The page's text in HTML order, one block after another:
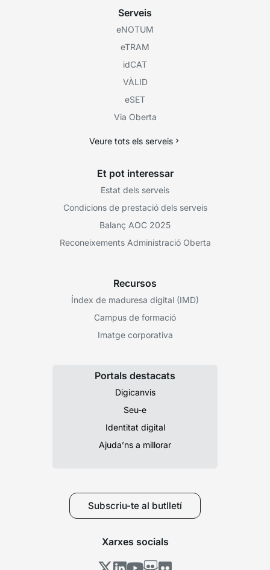
Serveis
eNOTUM
eTRAM
idCAT
VÀLID
eSET
Via Oberta
Veure tots els serveis
Et pot interessar
Estat dels serveis
Condicions de prestació dels serveis
Balanç AOC 2025
Reconeixements Administració Oberta
Recursos
Índex de maduresa digital (IMD)
Campus de formació
Imatge corporativa
Portals destacats
Digicanvis
Seu-e
Identitat digital
Ajuda’ns a millorar
Subscriu-te al butlletí
Xarxes socials